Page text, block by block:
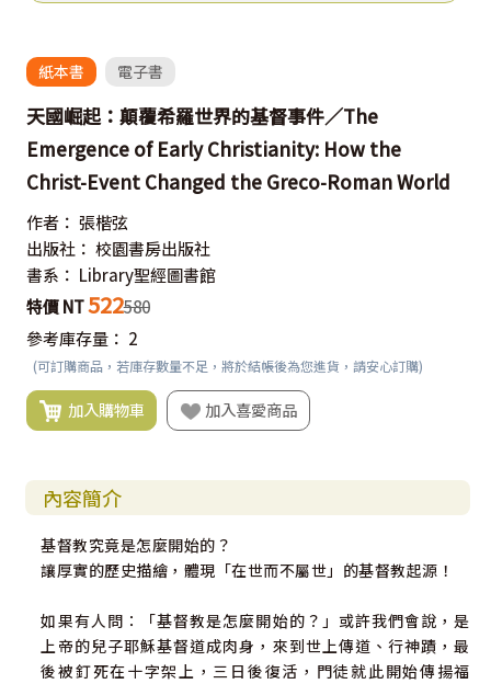
紙本書 電子書
天國崛起：顛覆希羅世界的基督事件／The
Emergence of Early Christianity: How the
Christ-Event Changed the Greco-Roman World
作者： 張楷弦
出版社： 校園書房出版社
書系： Library聖經圖書館
特價 NT522580
參考庫存量： 2
(可訂購商品，若庫存數量不足，將於結帳後為您進貨，請安心訂購)
加入購物車 加入喜愛商品
內容簡介
基督教究竟是怎麼開始的？
讓厚實的歷史描繪，體現「在世而不屬世」的基督教起源！
如果有人問：「基督教是怎麼開始的？」或許我們會說，是
上帝的兒子耶穌基督道成肉身，來到世上傳道、行神蹟，最
後被釘死在十字架上，三日後復活，門徒就此開始傳揚福